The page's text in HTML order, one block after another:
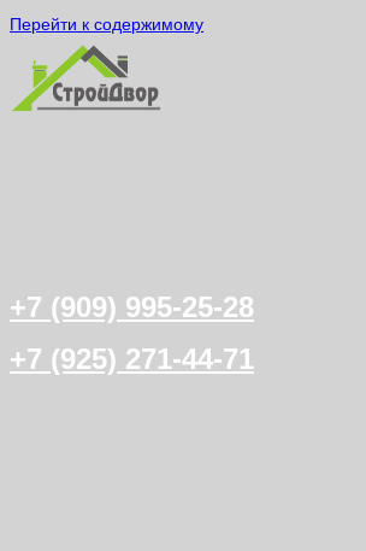
Перейти к содержимому
+7 (909) 995-25-28
+7 (925) 271-44-71